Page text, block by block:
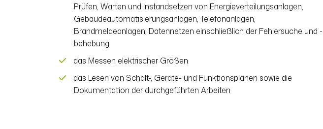
Prüfen, Warten und Instandsetzen von Energieverteilungsanlagen,
Gebäudeautomatisierungsanlagen, Telefonanlagen,
Brandmeldeanlagen, Datennetzen einschließlich der Fehlersuche und -
behebung
das Messen elektrischer Größen
das Lesen von Schalt-, Geräte- und Funktionsplänen sowie die
Dokumentation der durchgeführten Arbeiten